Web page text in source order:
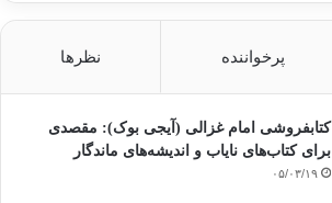
پرخواننده نظرها
کتابفروشی امام غزالی (آیجی بوک): مقصدی
برای کتاب‌های نایاب و اندیشه‌های ماندگار
۰۵/۰۳/۱۹